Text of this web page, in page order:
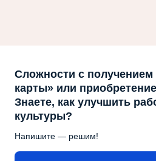
Сложности с
карты» или
Знаете, как улучшить
культуры?
Напишите — решим!